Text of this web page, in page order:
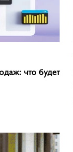
что будет